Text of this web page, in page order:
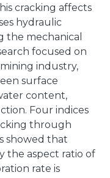
cracking affects
hydraulic
the mechanical
focused on
industry,
surface
content,
Four indices
through
showed that
the aspect ratio of
rate is